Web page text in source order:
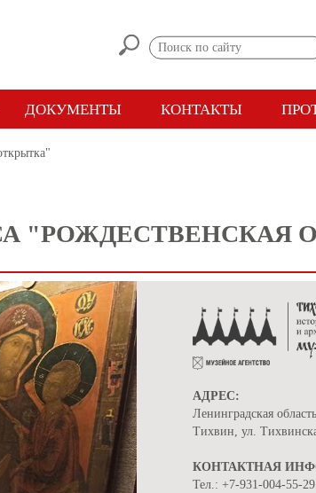
ДОКУМЕНТЫ КОНТАКТЫ
"РОЖДЕСТВЕНСКАЯ
АДРЕС:
Ленинградская
Тихвин, ул.
КОНТАКТНАЯ
Тел.: +7-931-004-55-